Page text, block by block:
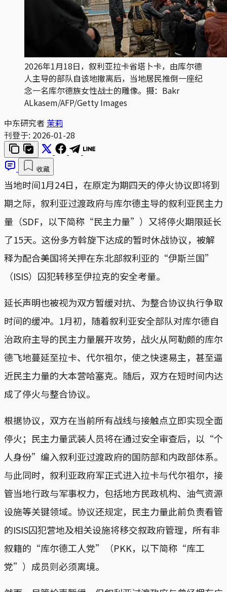
2026年1月18日，叙利亚拉卡省塔卜卡，由库尔德
人主导的部队自该地撤离后，当地居民推倒一座纪
念一名库尔德族女性战士的雕像。摄：Bakr
ALkasem/AFP/Getty Images
中东研究者 茉莉
刊登于: 2026-01-28
收藏
当地时间1月24日，在原定为期四天的停火协议即将到
期之际，叙利亚过渡政府与库尔德主导的叙利亚民主力
量（SDF，以下简称“民主力量”）又将停火期限延长
了15天。这份多方斡旋下达成的暂时休战协议，被解
释为配合美国将关押在东北部叙利亚的“伊斯兰国”
（ISIS）囚犯转移至伊拉克的安全考量。
延长声明也被视为双方暂缓对抗、为整合协议执行争取
时间的缓冲。1月初，随着叙利亚安全部队对库尔德自
治政府主导的民主力量展开攻势，战火从阿勒颇的库尔
德飞地蔓延至拉卡、代尔祖尔，使之快速易主，甚至逼
近民主力量的大本营哈塞克。随后，双方在短时间内达
成了停火与整合协议。
根据协议，双方在当前所有战线与接触点立即实现全面
停火；民主力量武装人员将在通过安全审查后，以“个
人身份”编入叙利亚过渡政府的国防部和内政部体系。
与此同时，叙利亚政府军正式进入拉卡与代尔祖尔，接
管当地行政与军事权力，包括地方民政机构、油气资源
设施等关键领域。协议还规定，民主力量此前负责看管
的ISIS囚犯营地及相关设施将移交叙政府管理，所有非
叙籍的“库尔德工人党”（PKK，以下简称“库工
党”）成员则必须离境。